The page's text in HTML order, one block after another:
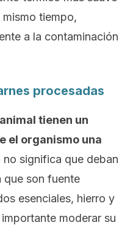
tiempo,
a la contaminación
procesadas
tienen un
el organismo una
no significa que deban
son fuente
esenciales, hierro y
moderar su